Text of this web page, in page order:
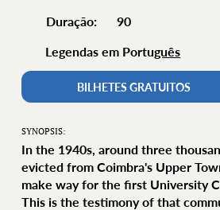
Duração:
90
Legendas em Português
BILHETES GRATUITOS
SYNOPSIS:
In the 1940s, around three
evicted from Coimbra's Upper
make way for the first University
This is the testimony of that